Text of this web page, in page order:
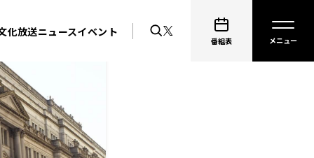
化放送ニュースイベント
番組表